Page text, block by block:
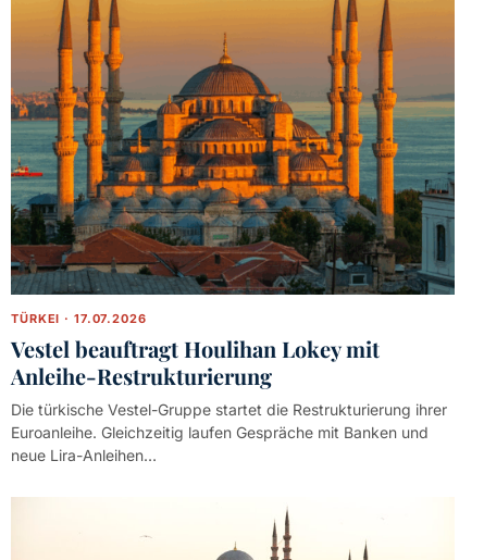
TÜRKEI · 17.07.2026
Vestel beauftragt Houlihan Lokey mit
Anleihe-Restrukturierung
Die türkische Vestel-Gruppe startet die Restrukturierung ihrer
Euroanleihe. Gleichzeitig laufen Gespräche mit Banken und
neue Lira-Anleihen…